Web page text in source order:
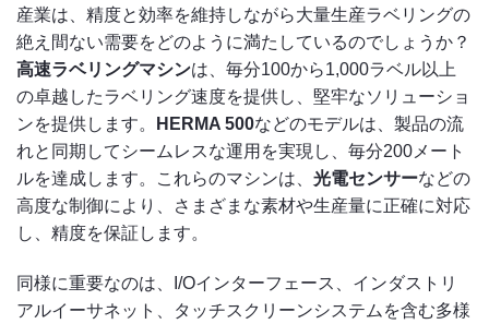
産業は、精度と効率を維持しながら大量生産ラベリングの
絶え間ない需要をどのように満たしているのでしょうか？
高速ラベリングマシンは、毎分100から1,000ラベル以上
の卓越したラベリング速度を提供し、堅牢なソリューショ
ンを提供します。
HERMA 500などのモデルは、製品の流
れと同期してシームレスな運用を実現し、毎分200メート
ルを達成します。これらのマシンは、 光電センサーなどの
高度な制御により、さまざまな素材や生産量に正確に対応
し、精度を保証します。
同様に重要なのは、I/Oインターフェース、インダストリ
アルイーサネット、タッチスクリーンシステムを含む多様